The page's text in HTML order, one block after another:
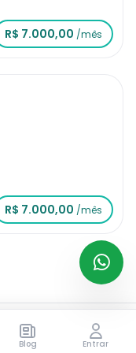
R$ 7.000,00 /mês
R$ 7.000,00 /mês
🔒 Reservar
Blog Entrar